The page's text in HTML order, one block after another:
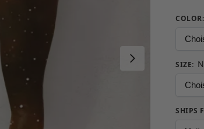
COLOR:
SIZE:
SHIPS